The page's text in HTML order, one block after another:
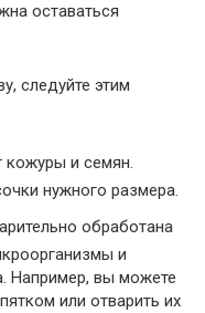
оставаться
следуйте этим
кожуры и семян.
нужного размера.
обработана
и
Например, вы можете
или отварить их